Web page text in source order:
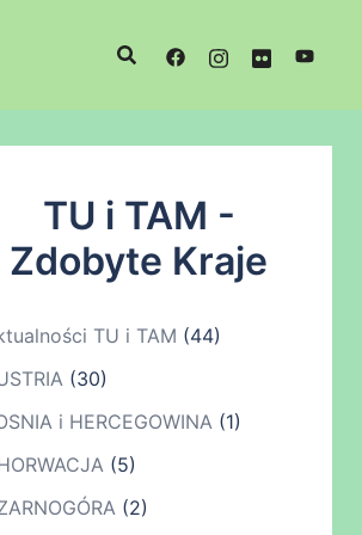
TU i TAM -
Zdobyte Kraje
TU i TAM (44)
(30)
i HERCEGOWINA(1)
(5)
(2)